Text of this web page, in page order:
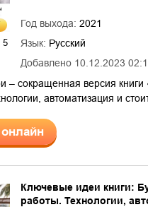
5
Добавлено 10.12.2023
Год выхода: 2021
Язык: Русский
– сокращенная версия
автоматизация и
Ключевые идеи книги:
работы. Технологии,